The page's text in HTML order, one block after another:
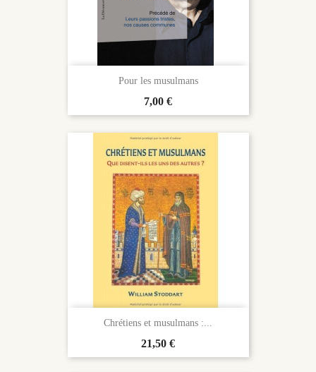
Pour les musulmans
Prix
7,00 €
Chrétiens et musulmans :...
Prix
21,50 €